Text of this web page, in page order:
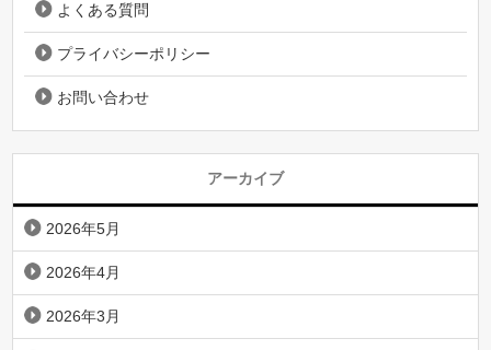
よくある質問
プライバシーポリシー
お問い合わせ
アーカイブ
2026年5月
2026年4月
2026年3月